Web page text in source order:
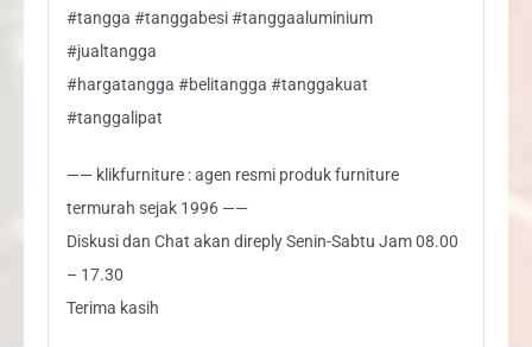
#tangga #tanggabesi #tanggaaluminium
#jualtangga
#hargatangga #belitangga #tanggakuat
#tanggalipat
—— klikfurniture : agen resmi produk furniture
termurah sejak 1996 ——
Diskusi dan Chat akan direply Senin-Sabtu Jam 08.00
– 17.30
Terima kasih